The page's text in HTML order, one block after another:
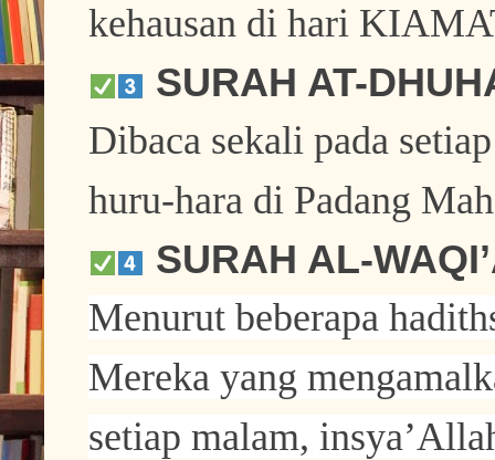
kehausan di hari
SURAH AT-
Dibaca sekali pada
huru-hara di Padang
SURAH AL-
Menurut beberapa
Mereka yang
setiap malam,